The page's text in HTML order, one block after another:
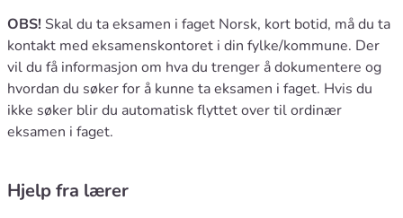
OBS! Skal du ta eksamen i faget Norsk, kort botid, må du ta
kontakt med eksamenskontoret i din fylke/kommune. Der
vil du få informasjon om hva du trenger å dokumentere og
hvordan du søker for å kunne ta eksamen i faget. Hvis du
ikke søker blir du automatisk flyttet over til ordinær
eksamen i faget.
Hjelp fra lærer